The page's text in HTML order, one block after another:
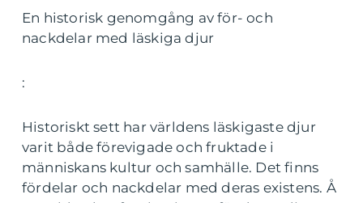
En historisk genomgång av för- och
nackdelar med läskiga djur
:
Historiskt sett har världens läskigaste djur
varit både förevigade och fruktade i
människans kultur och samhälle. Det finns
fördelar och nackdelar med deras existens. Å